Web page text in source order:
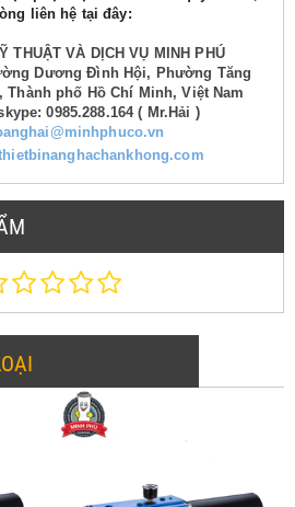
liên hệ tại đây:
THUẬT VÀ DỊCH VỤ MINH PHÚ
Dương Đình Hội, Phường Tăng
Thành phố Hồ Chí Minh, Việt Nam
0985.288.164 ( Mr.Hải )